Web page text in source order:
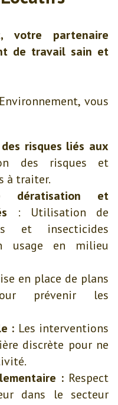
votre partenaire
de travail sain et
vous
risques liés aux
des risques et
à traiter.
dératisation et
: Utilisation de
et insecticides
usage en milieu
en place de plans
prévenir les
: Les interventions
discrète pour ne
: Respect
dans le secteur